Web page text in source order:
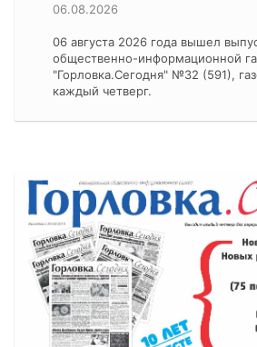
06.08.2026
06 августа 2026 года вышел
общественно-информационной
"Горловка.Сегодня" №32 (591),
каждый четверг.